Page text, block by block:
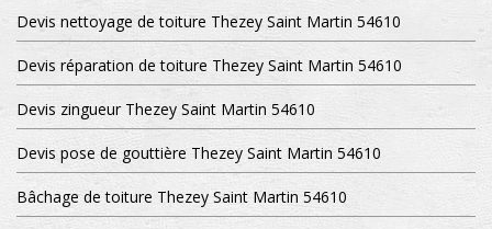
Devis nettoyage de toiture Thezey Saint Martin 54610
Devis réparation de toiture Thezey Saint Martin 54610
Devis zingueur Thezey Saint Martin 54610
Devis pose de gouttière Thezey Saint Martin 54610
Bâchage de toiture Thezey Saint Martin 54610